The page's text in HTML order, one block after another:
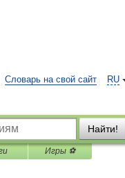
RU
Словарь на свой сайт
Найти!
Игры ⚽